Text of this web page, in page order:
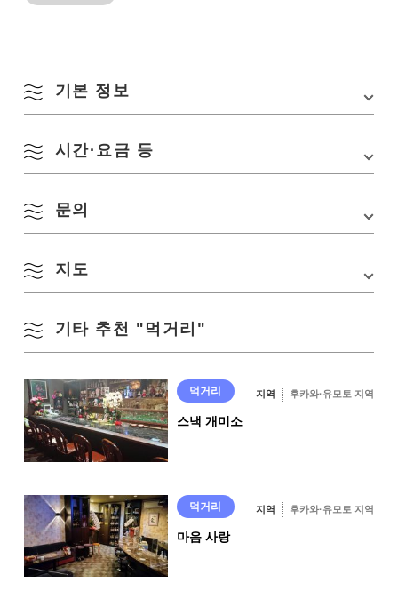
기본 정보
주소 나가토시 히가시후카가와 944-10 MIC 빌딩 2F
교통편
주차장 없음(근처에 유료 주차 있음)
시간·요금 등
영업시간
수용 인원
문의
라운지 퓨어
지도
기타 추천 "먹거리"
먹거리 지역 후카와·유모토 지역
스낵 개미소
먹거리 지역 후카와·유모토 지역
마음 사랑